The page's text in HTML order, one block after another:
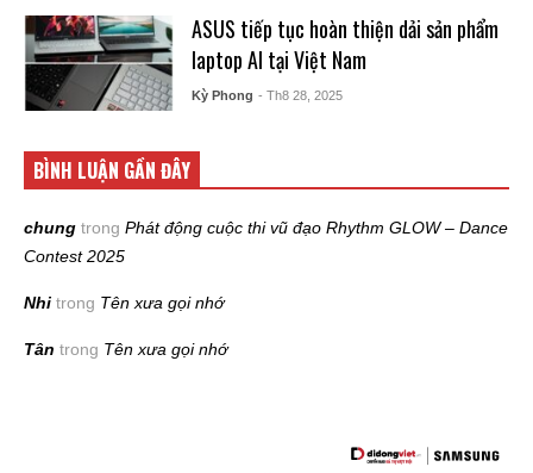
ASUS tiếp tục hoàn thiện dải sản phẩm
laptop AI tại Việt Nam
Kỳ Phong - Th8 28, 2025
BÌNH LUẬN GẦN ĐÂY
chung trong Phát động cuộc thi vũ đạo Rhythm GLOW – Dance
Contest 2025
Nhi trong Tên xưa gọi nhớ
Tân trong Tên xưa gọi nhớ